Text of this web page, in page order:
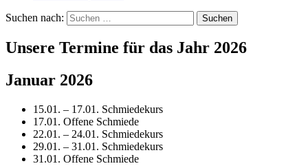
Suchen nach:
Unsere Termine für das Jahr 2026
Januar 2026
15.01. – 17.01. Schmiedekurs
17.01. Offene Schmiede
22.01. – 24.01. Schmiedekurs
29.01. – 31.01. Schmiedekurs
31.01. Offene Schmiede